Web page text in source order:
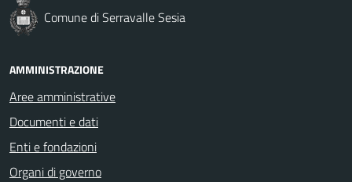
Comune di Serravalle Sesia
AMMINISTRAZIONE
Aree amministrative
Documenti e dati
Enti e fondazioni
Organi di governo